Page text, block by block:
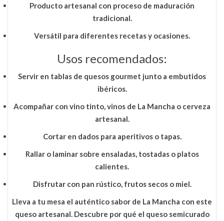
Producto artesanal con proceso de maduración
tradicional.
Versátil para diferentes recetas y ocasiones.
Usos recomendados:
Servir en tablas de quesos gourmet junto a embutidos
ibéricos.
Acompañar con vino tinto, vinos de La Mancha o cerveza
artesanal.
Cortar en dados para aperitivos o tapas.
Rallar o laminar sobre ensaladas, tostadas o platos
calientes.
Disfrutar con pan rústico, frutos secos o miel.
Lleva a tu mesa el auténtico sabor de La Mancha con este
queso artesanal. Descubre por qué el queso semicurado